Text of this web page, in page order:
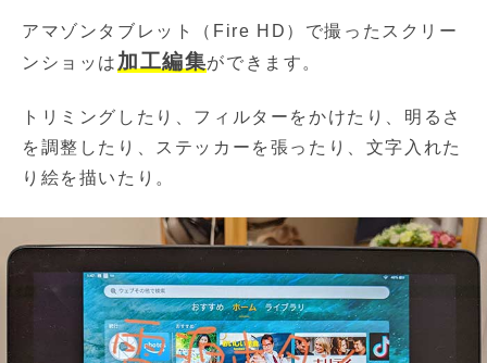
アマゾンタブレット（Fire HD）で撮ったスクリー
ンショッは 加工編集ができます。
トリミングしたり、フィルターをかけたり、明るさ
を調整したり、ステッカーを張ったり、文字入れた
り絵を描いたり。